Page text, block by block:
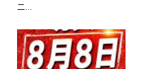
閃過某些靈感、特
然心血來潮、路過
二...